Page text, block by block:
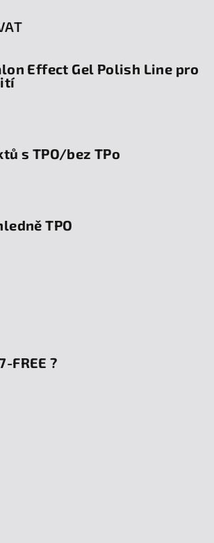
Effect Gel Polish Line pro
s TPO/bez TPo
TPO
FREE ?